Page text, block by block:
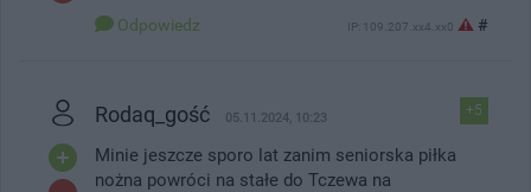
Odpowiedz IP: 109.207.xx4.xx0 #
+5
Rodaq_gość 05.11.2024, 10:23
Minie jeszcze sporo lat zanim seniorska piłka
nożna powróci na stałe do Tczewa na